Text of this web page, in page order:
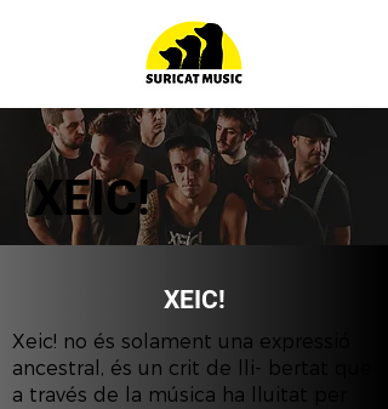
XEIC!
XEIC!
Xeic! no és solament una expressió
ancestral, és un crit de lli- bertat que
a través de la música ha lluitat per